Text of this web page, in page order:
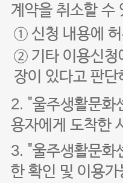
계약을 취소할 수
① 신청 내용에
② 기타 이용신청
장이 있다고 판단
2. "울주생활문화
용자에게 도착한
3. "울주생활문화
한 확인 및 이용